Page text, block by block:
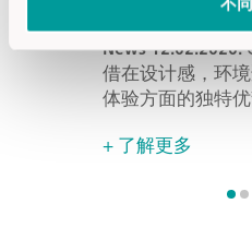
品。全新的News 12.02.2020:
借在设计感，环
体验方面的独特优
+ 了解更多